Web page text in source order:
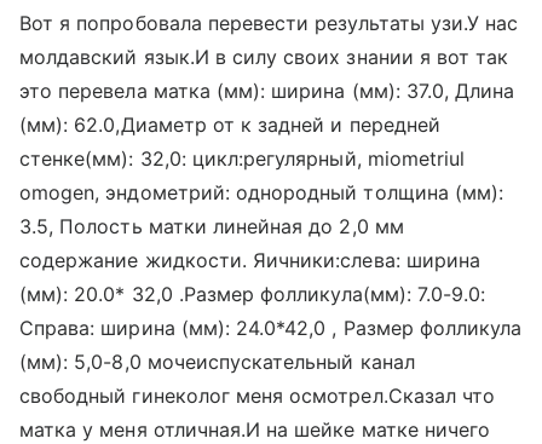
Вот я попробовала перевести результаты узи.У нас
молдавский язык.И в силу своих знании я вот так
это перевела матка (мм): ширина (мм): 37.0, Длина
(мм): 62.0,Диаметр от к задней и передней
стенке(мм): 32,0: цикл:регулярный, miometriul
omogen, эндометрий: однородный толщина (мм):
3.5, Полость матки линейная до 2,0 мм
содержание жидкости. Яичники:слева: ширина
(мм): 20.0* 32,0 .Размер фолликула(мм): 7.0-9.0:
Справа: ширина (мм): 24.0*42,0 , Размер фолликула
(мм): 5,0-8,0 мочеиспускательный канал
свободный гинеколог меня осмотрел.Сказал что
матка у меня отличная.И на шейке матке ничего